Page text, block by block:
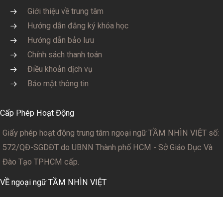
Giới thiệu về trung tâm
Hướng dẫn đăng ký khóa học
Hướng dẫn bảo lưu
Chính sách thanh toán
Điều khoản dịch vụ
Bảo mật thông tin
Cấp Phép Hoạt Động
Giấy phép hoạt động trung tâm ngoại ngữ TẦM NHÌN VIỆT số:
572/QĐ-SGDĐT do UBNN Thành phố HCM - Sở Giáo Dục Và
Đào Tạo TPHCM cấp.
VỀ ngoại ngữ TẦM NHÌN VIỆT